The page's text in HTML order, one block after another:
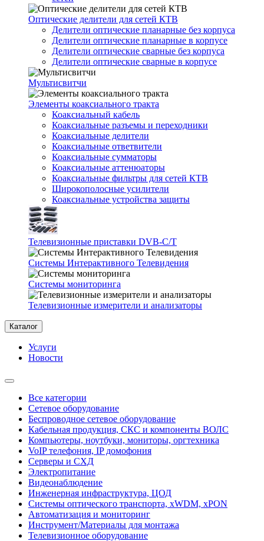
Оптические делители для сетей КТВ
Делители оптические планарные без корпуса
Делители оптические планарные в корпусе
Делители оптические сварные без корпуса
Делители оптические сварные в корпусе
Мультисвитчи
Элементы коаксиального тракта
Коаксиальный кабель
Коаксиальные разъемы и переходники
Коаксиальные делители
Коаксиальные ответвители
Коаксиальные сумматоры
Коаксиальные аттенюаторы
Коаксиальные фильтры для сетей КТВ
Широкополосные усилители
Коаксиальные устройства защиты
Телевизионные приставки DVB-C/T
Системы Интерактивного Телевидения
Системы мониторинга
Телевизионные измерители и анализаторы
Каталог
Услуги
Новости
Все категории
Сетевое оборудование
Беспроводное сетевое оборудование
Кабельная продукция, СКС и компоненты ВОЛС
Компьютеры, ноутбуки, мониторы, оргтехника
VoIP телефония, IP домофония
Серверы и СХД
Электропитание
Видеонаблюдение
Инженерная инфраструктура, ЦОД
Системы оптического транспорта, xWDM, xPON
Автоматизация и мониторинг
Инструмент/Материалы для монтажа
Телевизионное оборудование